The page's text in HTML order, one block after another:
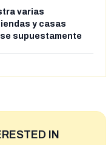
varias
y casas
supuestamente
IN